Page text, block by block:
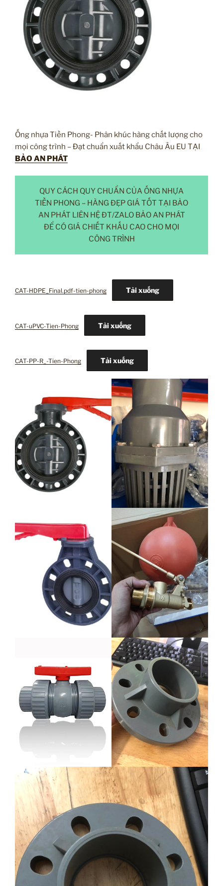
Ống nhựa Tiền Phong- Phân khúc hàng chất lượng cho
mọi công trình – Đạt chuẩn xuất khẩu Châu Âu EU TẠI
BẢO AN PHÁT
QUY CÁCH QUY CHUẨN CỦA ỐNG NHỰA
TIỀN PHONG – HÀNG ĐẸP GIÁ TỐT TẠI BẢO
AN PHÁT LIÊN HỆ ĐT/ZALO BẢO AN PHÁT
ĐỂ CÓ GIÁ CHIẾT KHẤU CAO CHO MỌI
CÔNG TRÌNH
CAT-HDPE_Final.pdf-tien-phong Tải xuống
CAT-uPVC-Tien-Phong Tải xuống
CAT-PP-R_-Tien-Phong Tải xuống